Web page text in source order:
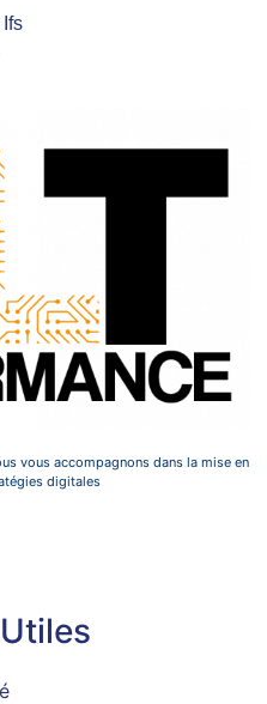
vous accompagnons dans la mise en
digitales